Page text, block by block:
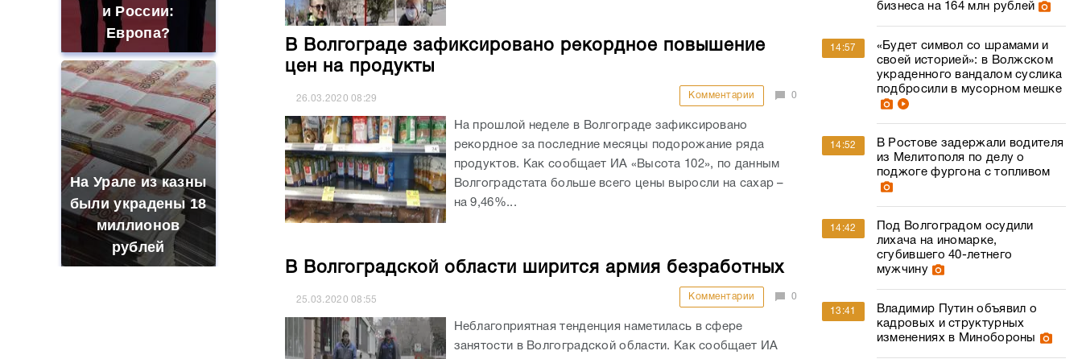
и России:
Европа?
На Урале из казны
были украдены 18
миллионов
рублей
В Волгограде зафиксировано рекордное повышение
цен на продукты
26.03.202008:29 Комментарии 0
На прошлой неделе в Волгограде зафиксировано
рекордное за последние месяцы подорожание ряда
продуктов. Как сообщает ИА «Высота 102», по данным
Волгоградстата больше всего цены выросли на сахар –
на 9,46%...
В Волгоградской области ширится армия безработных
25.03.202008:55 Комментарии 0
Неблагоприятная тенденция наметилась в сфере
занятости в Волгоградской области. Как сообщает ИА
бизнеса на 164 млн рублей
14:57
«Будет символ со шрамами и
своей историей»: в Волжском
украденного вандалом суслика
подбросили в мусорном мешке
14:52
В Ростове задержали водителя
из Мелитополя по делу о
поджоге фургона с топливом
14:42
Под Волгоградом осудили
лихача на иномарке,
сгубившего 40-летнего
мужчину
13:41
Владимир Путин объявил о
кадровых и структурных
изменениях в Минобороны